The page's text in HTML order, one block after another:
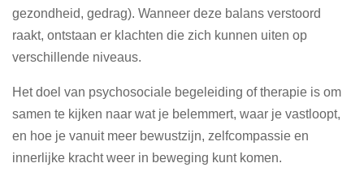
gezondheid, gedrag). Wanneer deze balans verstoord
raakt, ontstaan er klachten die zich kunnen uiten op
verschillende niveaus.
Het doel van psychosociale begeleiding of therapie is om
samen te kijken naar wat je belemmert, waar je vastloopt,
en hoe je vanuit meer bewustzijn, zelfcompassie en
innerlijke kracht weer in beweging kunt komen.